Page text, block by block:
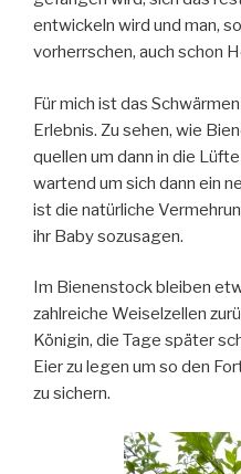
entwickeln wird und man,
vorherrschen, auch schon
Für mich ist das
Erlebnis. Zu sehen, wie
quellen um dann in die
wartend um sich dann ein
ist die natürliche
ihr Baby sozusagen.
Im Bienenstock bleiben
zahlreiche Weiselzellen
Königin, die Tage später
Eier zu legen um so den
zu sichern.